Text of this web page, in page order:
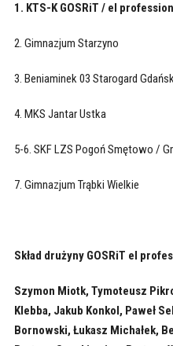
1. KTS-K GOSRiT / el
2. Gimnazjum Starzyno
3. Beniaminek 03 Starogard
4. MKS Jantar Ustka
5-6. SKF LZS Pogoń Smętowo /
7. Gimnazjum Trąbki Wielkie
Skład drużyny GOSRiT el
Szymon Miotk, Tymoteusz
Klebba, Jakub Konkol, Paweł
Bornowski, Łukasz Michałek,